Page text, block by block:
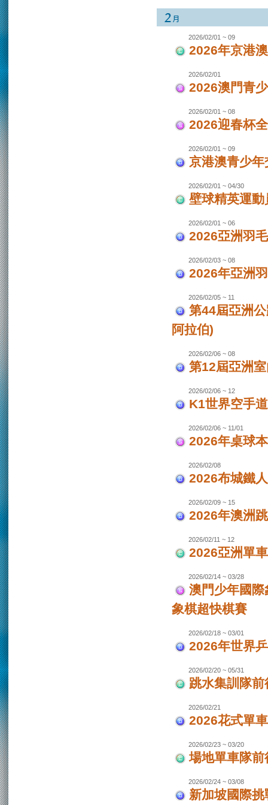
2026/02/01 ~ 09
2026年京港
2026/02/01
2026澳門青
2026/02/01 ~ 08
2026迎春杯
2026/02/01 ~ 09
京港澳青少
2026/02/01 ~ 04/30
壁球精英運
2026/02/01 ~ 06
2026亞洲羽
2026/02/03 ~ 08
2026年亞洲
2026/02/05 ~ 11
第44屆亞洲
阿拉伯)
2026/02/06 ~ 08
第12屆亞洲
2026/02/06 ~ 12
K1世界空手
2026/02/06 ~ 11/01
2026年桌球
2026/02/08
2026布城鐵
2026/02/09 ~ 15
2026年澳洲
2026/02/11 ~ 12
2026亞洲單
2026/02/14 ~ 03/28
澳門少年國
象棋超快棋賽
2026/02/18 ~ 03/01
2026年世界
2026/02/20 ~ 05/31
跳水集訓隊
2026/02/21
2026花式單
2026/02/23 ~ 03/20
場地單車隊
2026/02/24 ~ 03/08
新加坡國際